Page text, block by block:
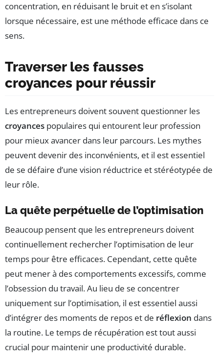
concentration, en réduisant le bruit et en s’isolant
lorsque nécessaire, est une méthode efficace dans ce
sens.
Traverser les fausses
croyances pour réussir
Les entrepreneurs doivent souvent questionner les
croyances populaires qui entourent leur profession
pour mieux avancer dans leur parcours. Les mythes
peuvent devenir des inconvénients, et il est essentiel
de se défaire d’une vision réductrice et stéréotypée de
leur rôle.
La quête perpétuelle de l’optimisation
Beaucoup pensent que les entrepreneurs doivent
continuellement rechercher l’optimisation de leur
temps pour être efficaces. Cependant, cette quête
peut mener à des comportements excessifs, comme
l’obsession du travail. Au lieu de se concentrer
uniquement sur l’optimisation, il est essentiel aussi
d’intégrer des moments de repos et de réflexion dans
la routine. Le temps de récupération est tout aussi
crucial pour maintenir une productivité durable.